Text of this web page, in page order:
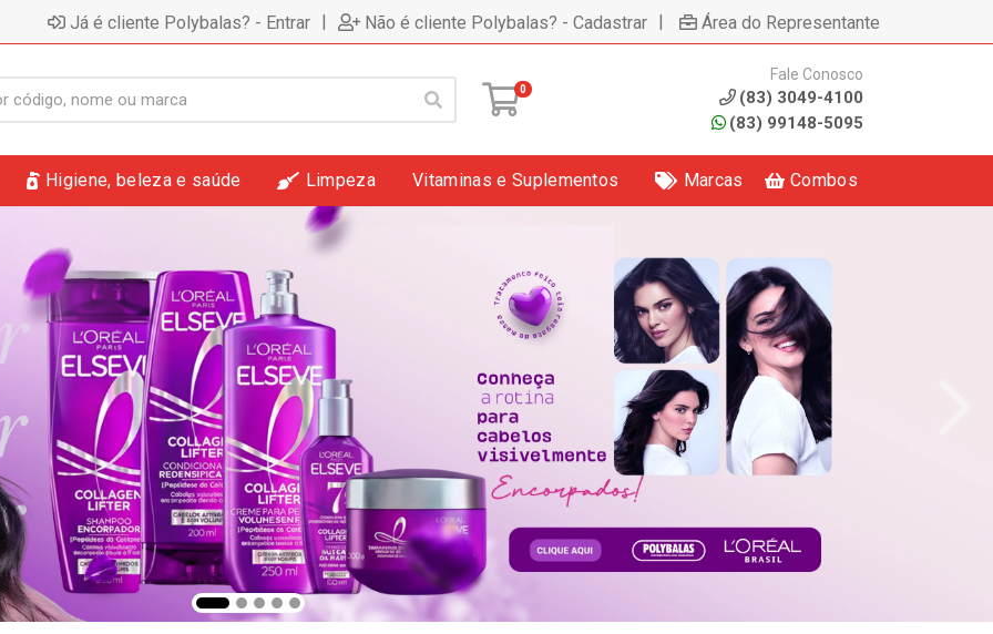
Já é cliente Polybalas? - Entrar | Não é cliente Polybalas? - Cadastrar | Área do Representante
0
Fale Conosco
(83) 3049-4100
(83) 99148-5095
Higiene, beleza e saúde Limpeza Vitaminas e Suplementos Marcas Combos